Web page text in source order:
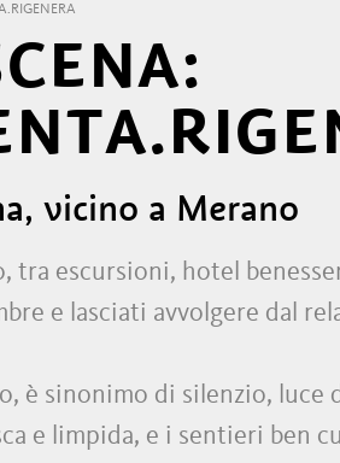
vicino a Merano
tra escursioni, hotel
e lasciati avvolgere dal
è sinonimo di silenzio, luce
e limpida, e i sentieri ben